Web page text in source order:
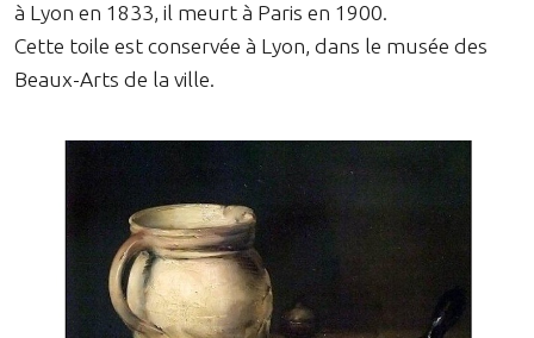
à Lyon en 1833, il meurt à Paris en 1900.
Cette toile est conservée à Lyon, dans le musée des
Beaux-Arts de la ville.